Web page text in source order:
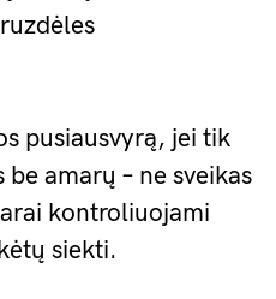
pusiausvyrą, jei tik
amarų – ne sveikas
kontroliuojami
siekti.